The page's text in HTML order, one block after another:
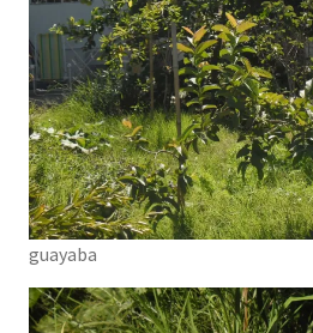
guayaba